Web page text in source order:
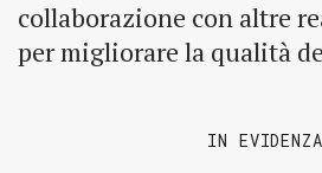
collaborazione con altre
per migliorare la qualità
IN EVIDENZA